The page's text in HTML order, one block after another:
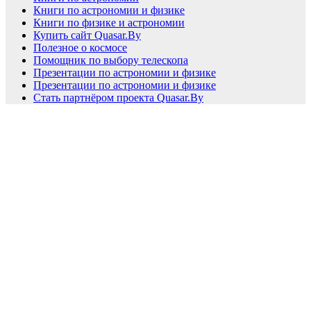
Книги по астрономии и физике
Книги по физике и астрономии
Купить сайт Quasar.By
Полезное о космосе
Помощник по выбору телескопа
Презентации по астрономии и физике
Презентации по астрономии и физике
Стать партнёром проекта Quasar.By